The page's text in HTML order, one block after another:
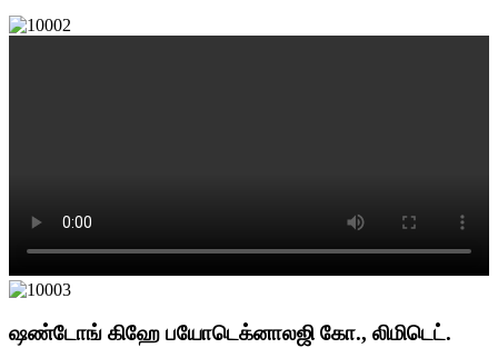
ஷண்டோங் கிஹே பயோடெக்னாலஜி கோ., லிமிடெட்.